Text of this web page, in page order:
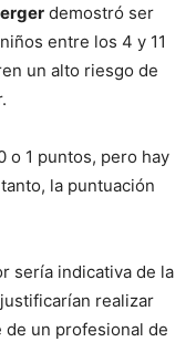
demostró ser
entre los 4 y 11
un alto riesgo de
o 1 puntos, pero hay
la puntuación
sería indicativa de la
realizar
de un profesional de